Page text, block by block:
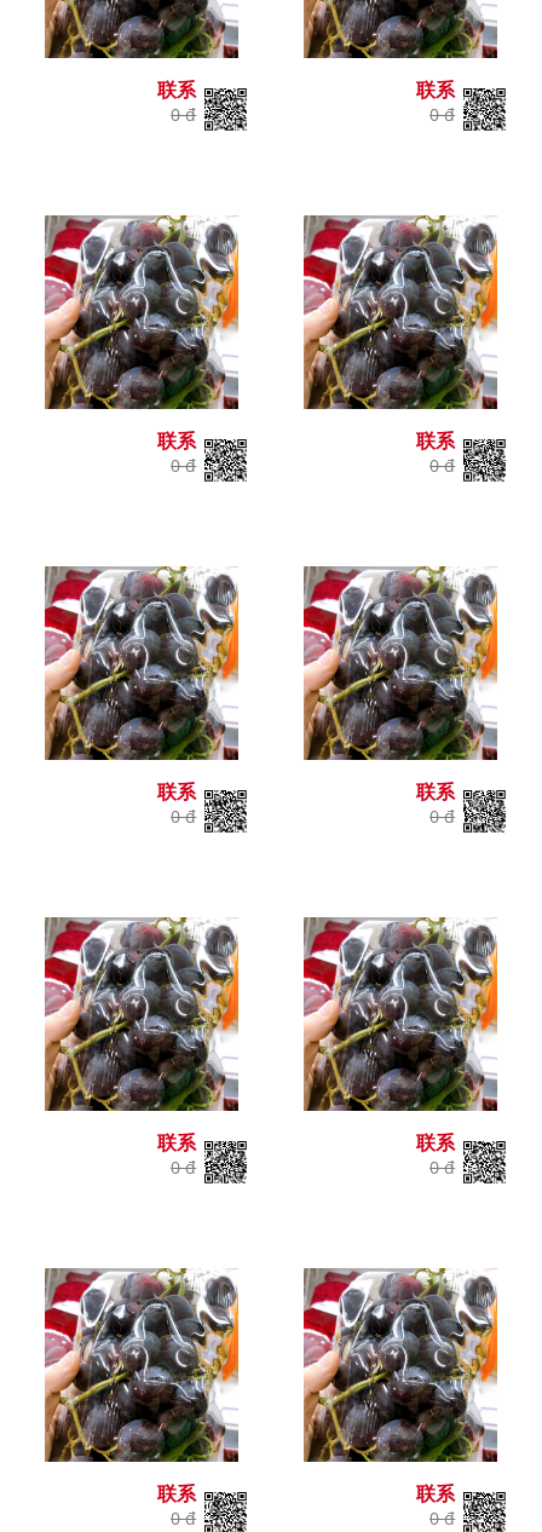
联系
0 đ
联系
0 đ
联系
0 đ
联系
0 đ
联系
0 đ
联系
0 đ
联系
0 đ
联系
0 đ
联系
0 đ
联系
0 đ